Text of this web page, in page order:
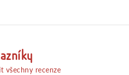
všechny recenze